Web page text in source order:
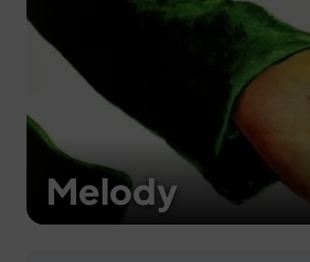
Melody